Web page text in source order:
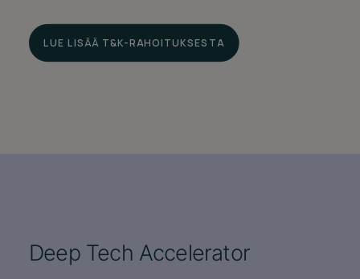
LUE LISÄÄ T&K-RAHOITUKSESTA
Deep Tech Accelerator